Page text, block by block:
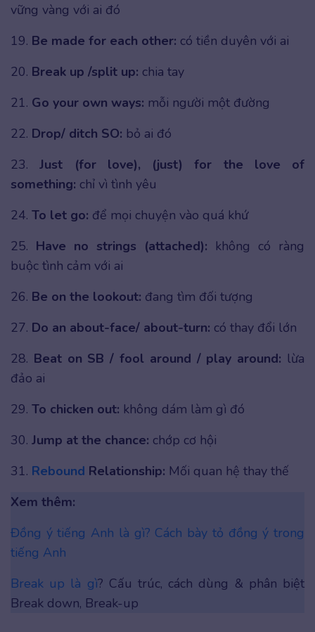
vững vàng với ai đó
19. Be made for each other: có tiền duyên với ai
20. Break up /split up: chia tay
21. Go your own ways: mỗi người một đường
22. Drop/ ditch SO: bỏ ai đó
23.Just (for love), (just) for the love of
something: chỉ vì tình yêu
24. To let go: để mọi chuyện vào quá khứ
25. Have no strings (attached): không có ràng
buộc tình cảm với ai
26. Be on the lookout: đang tìm đối tượng
27. Do an about-face/ about-turn: có thay đổi lớn
28. Beat on SB / fool around / play around: lừa
đảo ai
29. To chicken out: không dám làm gì đó
30. Jump at the chance: chớp cơ hội
31. Rebound Relationship: Mối quan hệ thay thế
Xem thêm:
Đồng ý tiếng Anh là gì? Cách bày tỏ đồng ý trong
tiếng Anh
Break up là gì? Cấu trúc, cách dùng & phân biệt
Break down, Break-up